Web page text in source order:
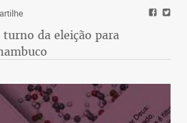
da eleição para